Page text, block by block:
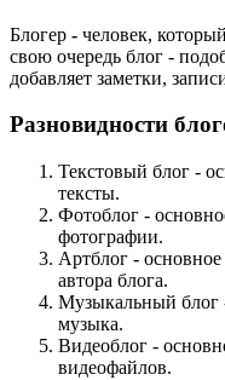
Блогер - человек,
свою очередь блог -
добавляет заметки,
Разновидности
Текстовый блог -
тексты.
Фотоблог -
фотографии.
Артблог -
автора блога.
Музыкальный блог
музыка.
Видеоблог -
видеофайлов.